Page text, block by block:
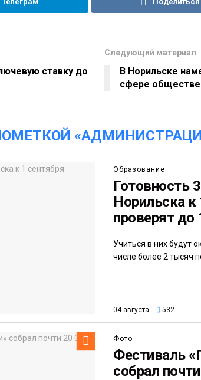
ставку до
Следующий материал
В Норильске
сфере
Образование
Готовность
Норильска к
проверят до
Учиться в них будут
числе более 2 тысяч
04 августа 532
Фото
Фестиваль
собрал